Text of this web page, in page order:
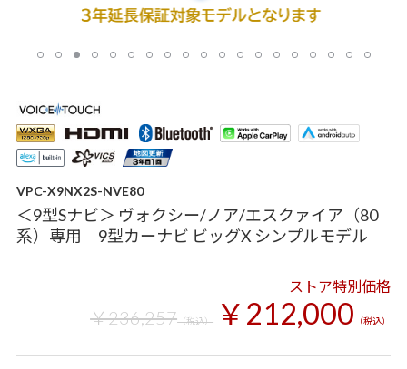
VPC-X9NX2S-NVE80
＜9型Sナビ＞ ヴォクシー/ノア/エスクァイア（80
系）専用 9型カーナビ ビッグX シンプルモデル
ストア特別価格
￥236,257（税込） ￥212,000 （税込）